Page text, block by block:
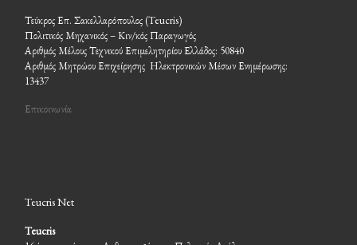
Τεύκρος Επ. Σακελλαρόπουλος (Teucris)
Πολιτικός Μηχανικός – Κιν/κός Παραγωγός
Αριθμός Μέλους Τεχνικού Επιμελητηρίου Ελλάδος: 50840
Αριθμός Μητρώου Επιχείρησης Ηλεκτρονικών Μέσων Ενημέρωσης:
13437
Επικοινωνία
Teucris Net
Teucris